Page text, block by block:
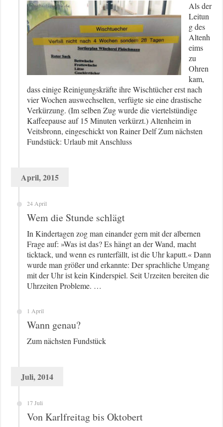
Als der
Leitun
g des
Altenh
eims
zu
Ohren
kam,
dass einige Reinigungskräfte ihre Wischtücher erst nach
vier Wochen auswechselten, verfügte sie eine drastische
Verkürzung. (Im selben Zug wurde die viertelstündige
Kaffeepause auf 15 Minuten verkürzt.) Altenheim in
Veitsbronn, eingeschickt von Rainer Delf Zum nächsten
Fundstück: Urlaub mit Anschluss
April, 2015
24 April
Wem die Stunde schlägt
In Kindertagen zog man einander gern mit der albernen
Frage auf: »Was ist das? Es hängt an der Wand, macht
ticktack, und wenn es runterfällt, ist die Uhr kaputt.« Dann
wurde man größer und erkannte: Der sprachliche Umgang
mit der Uhr ist kein Kinderspiel. Seit Urzeiten bereiten die
Uhrzeiten Probleme. …
1 April
Wann genau?
Zum nächsten Fundstück
Juli, 2014
17 Juli
Von Karlfreitag bis Oktobert